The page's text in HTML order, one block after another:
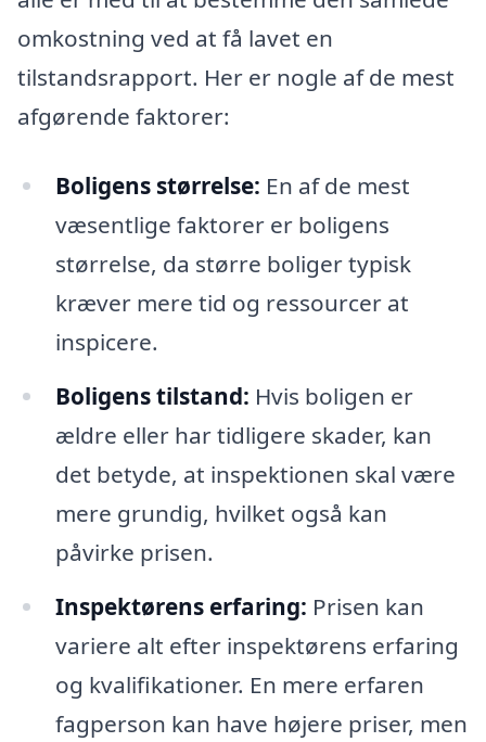
omkostning ved at få lavet en
tilstandsrapport. Her er nogle af de mest
afgørende faktorer:
Boligens størrelse: En af de mest
væsentlige faktorer er boligens
størrelse, da større boliger typisk
kræver mere tid og ressourcer at
inspicere.
Boligens tilstand: Hvis boligen er
ældre eller har tidligere skader, kan
det betyde, at inspektionen skal være
mere grundig, hvilket også kan
påvirke prisen.
Inspektørens erfaring: Prisen kan
variere alt efter inspektørens erfaring
og kvalifikationer. En mere erfaren
fagperson kan have højere priser, men